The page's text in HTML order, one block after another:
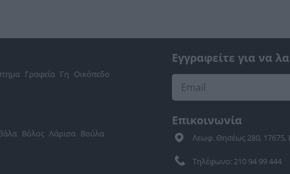
Γραφεία Γη Οικόπεδο
Βόλος Λάρισα Βούλα
Εγγραφείτε για να
Επικοινωνία
Λεωφ. Θησέως 280, 17675,
Τηλέφωνο: 210 94 99 444